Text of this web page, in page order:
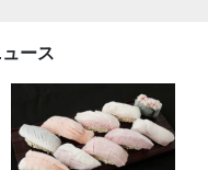
ース